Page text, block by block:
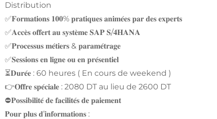
Distribution
✅𝐅𝐨𝐫𝐦𝐚𝐭𝐢𝐨𝐧𝐬 𝟏𝟎𝟎% 𝐩𝐫𝐚𝐭𝐢𝐪𝐮𝐞𝐬 𝐚𝐧𝐢𝐦𝐞́𝐞𝐬 𝐩𝐚𝐫 𝐝𝐞𝐬 𝐞𝐱𝐩𝐞𝐫𝐭𝐬
✅𝐀𝐜𝐜𝐞̀𝐬 𝐨𝐟𝐟𝐞𝐫𝐭 𝐚𝐮 𝐬𝐲𝐬𝐭𝐞̀𝐦𝐞 𝐒𝐀𝐏 𝐒/𝟒𝐇𝐀𝐍𝐀
✅𝐏𝐫𝐨𝐜𝐞𝐬𝐬𝐮𝐬 𝐦𝐞́𝐭𝐢𝐞𝐫𝐬 & 𝐩𝐚𝐫𝐚𝐦𝐞́𝐭𝐫𝐚𝐠𝐞
✅𝐒𝐞𝐬𝐬𝐢𝐨𝐧𝐬 𝐞𝐧 𝐥𝐢𝐠𝐧𝐞 𝐨𝐮 𝐞𝐧 𝐩𝐫𝐞́𝐬𝐞𝐧𝐭𝐢𝐞𝐥
⏳𝐃𝐮𝐫𝐞́𝐞 : 60 heures ( En cours de weekend )
👉𝐎𝐟𝐟𝐫𝐞 𝐬𝐩𝐞́𝐜𝐢𝐚𝐥𝐞 : 2080 DT au lieu de 2600 DT
⛔𝐏𝐨𝐬𝐬𝐢𝐛𝐢𝐥𝐢𝐭𝐞́ 𝐝𝐞 𝐟𝐚𝐜𝐢𝐥𝐢𝐭𝐞́𝐬 𝐝𝐞 𝐩𝐚𝐢𝐞𝐦𝐞𝐧𝐭
𝐏𝐨𝐮𝐫 𝐩𝐥𝐮𝐬 𝐝’𝐢𝐧𝐟𝐨𝐫𝐦𝐚𝐭𝐢𝐨𝐧𝐬 :